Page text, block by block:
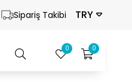
Sipariş Takibi TRY
0
0